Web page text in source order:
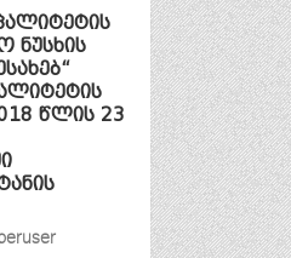
ნუსხის
წლის 23